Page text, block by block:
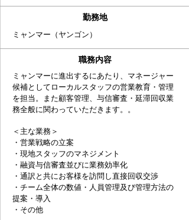
ミャンマー（ヤンゴン）
​勤務地
ミャンマーに進出するにあたり、マネージャー
候補としてローカルスタッフの営業教育・管理
を担当。また顧客管理、与信審査・延滞回収業
務全般に関わっていただきます。。
＜主な業務＞
・営業戦略の立案
・現地スタッフのマネジメント
・融資与信審査並びに業務効率化
・通訳と共にお客様を訪問し直接回収交渉
・チーム全体の数値・人員管理及び管理方法の
提案・導入
​・その他
職務内容